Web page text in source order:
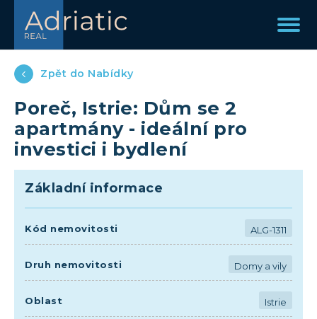
Zpět do Nabídky
Poreč, Istrie: Dům se 2
apartmány - ideální pro
investici i bydlení
Základní informace
Kód nemovitosti ALG-1311
Druh nemovitosti Domy a vily
Oblast Istrie